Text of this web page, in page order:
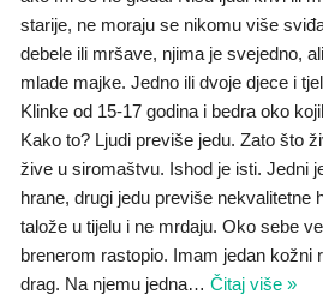
starije, ne moraju se nikomu više
debele ili mršave, njima je svejedno,
mlade majke. Jedno ili dvoje djece i
Klinke od 15-17 godina i bedra oko
Kako to? Ljudi previše jedu. Zato što
žive u siromaštvu. Ishod je isti. Jedni
hrane, drugi jedu previše nekvalitetne
talože u tijelu i ne mrdaju. Oko sebe
brenerom rastopio. Imam jedan kožni
drag. Na njemu jedna… Čitaj više »